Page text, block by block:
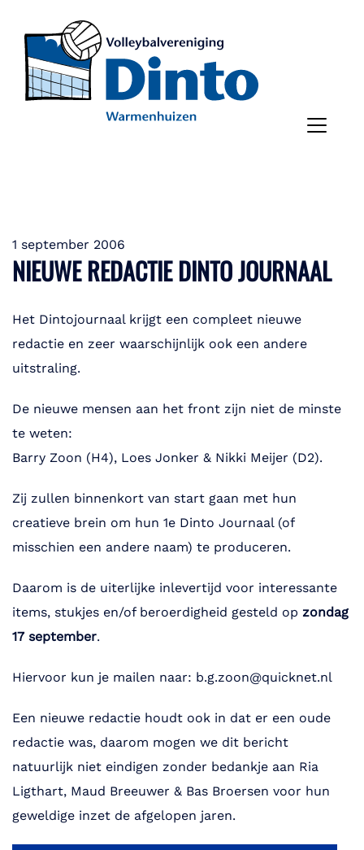
1 september 2006
NIEUWE REDACTIE DINTO JOURNAAL
Het Dintojournaal krijgt een compleet nieuwe
redactie en zeer waarschijnlijk ook een andere
uitstraling.
De nieuwe mensen aan het front zijn niet de minste
te weten:
Barry Zoon (H4), Loes Jonker & Nikki Meijer (D2).
Zij zullen binnenkort van start gaan met hun
creatieve brein om hun 1e Dinto Journaal (of
misschien een andere naam) te produceren.
Daarom is de uiterlijke inlevertijd voor interessante
items, stukjes en/of beroerdigheid gesteld op zondag
17 september.
Hiervoor kun je mailen naar: b.g.zoon@quicknet.nl
Een nieuwe redactie houdt ook in dat er een oude
redactie was, daarom mogen we dit bericht
natuurlijk niet eindigen zonder bedankje aan Ria
Ligthart, Maud Breeuwer & Bas Broersen voor hun
geweldige inzet de afgelopen jaren.